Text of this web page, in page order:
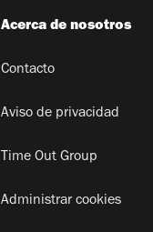
Acerca de nosotros
Contacto
Aviso de privacidad
Time Out Group
Administrar cookies